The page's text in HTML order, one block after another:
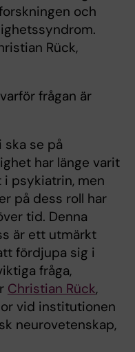
och
Rück,
frågan är
ska se på
har länge varit
i psykiatrin, men
på dess roll har
tid. Denna
är ett utmärkt
fördjupa sig i
fråga,
Christian Rück,
vid institutionen
neurovetenskap,